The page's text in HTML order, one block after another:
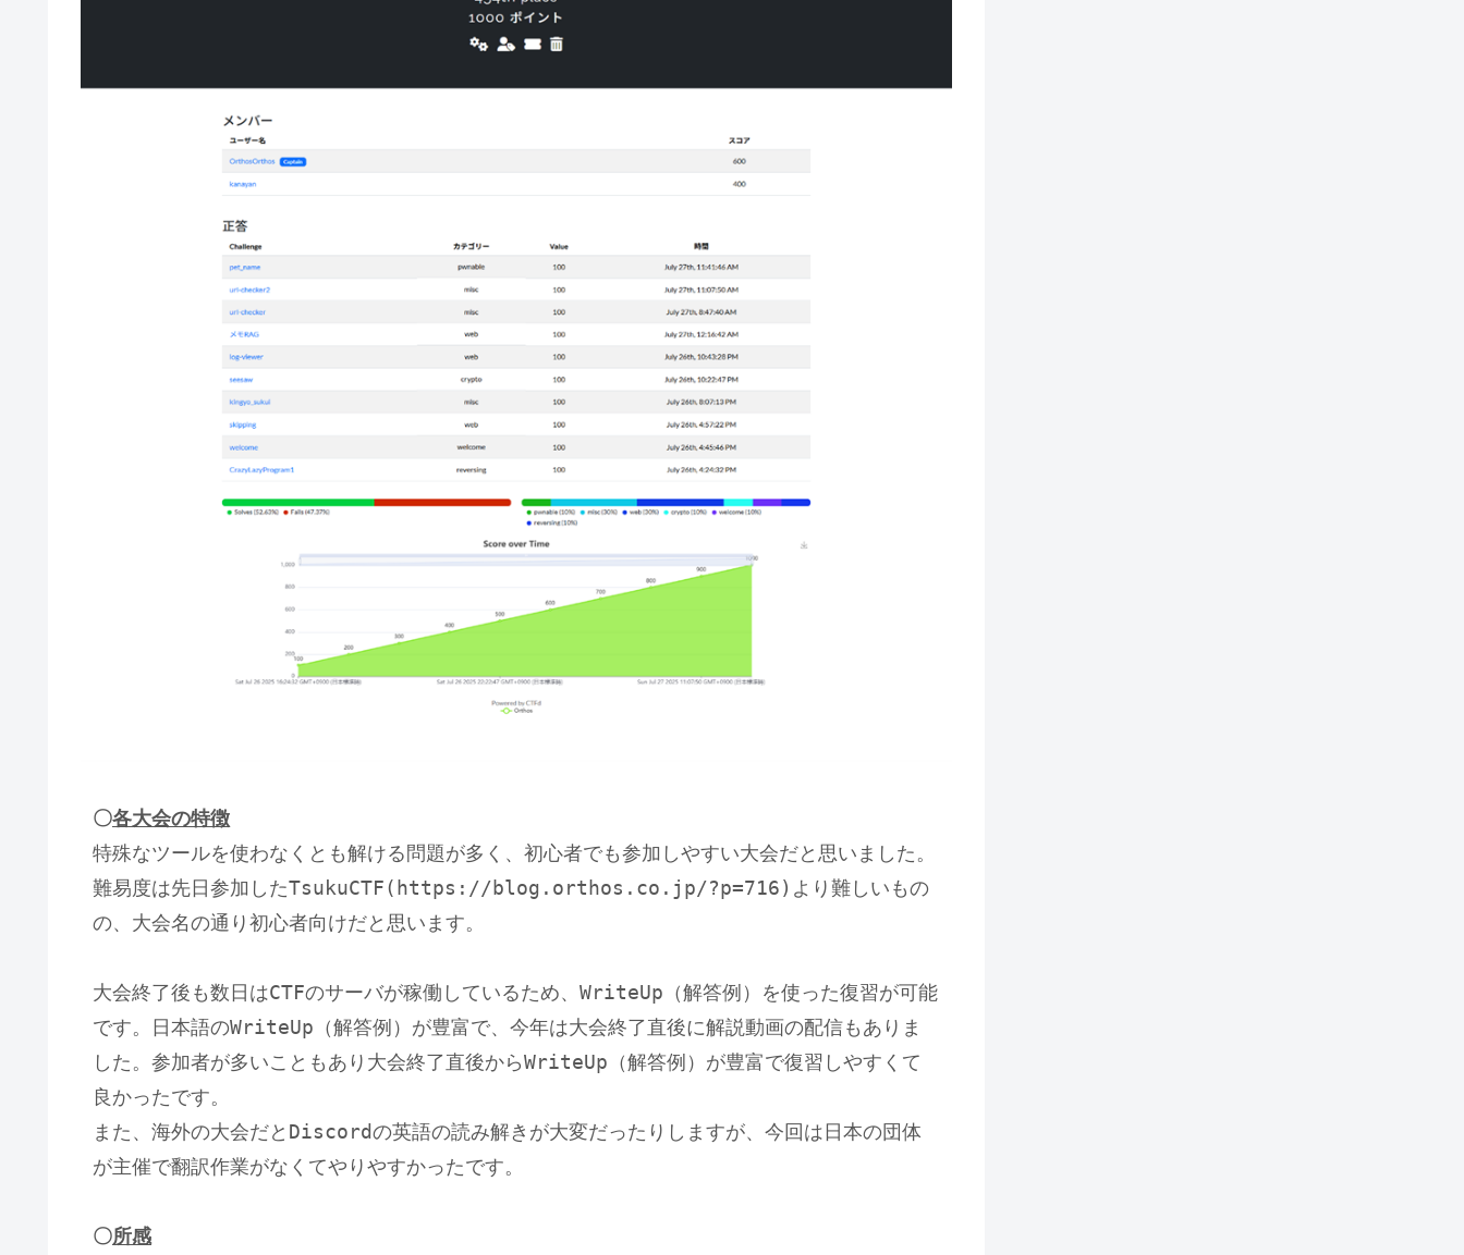
〇各大会の特徴
特殊なツールを使わなくとも解ける問題が多く、初心者でも参加しやすい大会だと思いました。
難易度は先日参加したTsukuCTF(https://blog.orthos.co.jp/?p=716)より難しいもの
の、大会名の通り初心者向けだと思います。
大会終了後も数日はCTFのサーバが稼働しているため、WriteUp（解答例）を使った復習が可能
です。日本語のWriteUp（解答例）が豊富で、今年は大会終了直後に解説動画の配信もありま
した。参加者が多いこともあり大会終了直後からWriteUp（解答例）が豊富で復習しやすくて
良かったです。
また、海外の大会だとDiscordの英語の読み解きが大変だったりしますが、今回は日本の団体
が主催で翻訳作業がなくてやりやすかったです。
〇所感